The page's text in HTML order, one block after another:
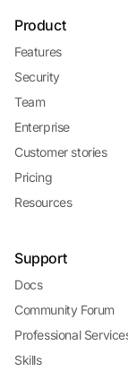
Product
Features
Security
Team
Enterprise
Customer stories
Pricing
Resources
Support
Docs
Community Forum
Professional
Skills